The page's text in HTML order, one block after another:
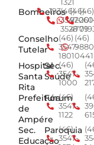
1321
Bombeiros
193(46)
3547-
3528
(46)
4779
(46)
Conselho
Tutelar
(46)
3547-
1801
(46)
0441
Hospital
Santa
Rita
Sec.
Saúde
(46)
3547-
1000
Prefeitura
de
Ampére
Fórum
(46)
3547-
1122
Sec.
Educação
Paroquia
(46)
3547-